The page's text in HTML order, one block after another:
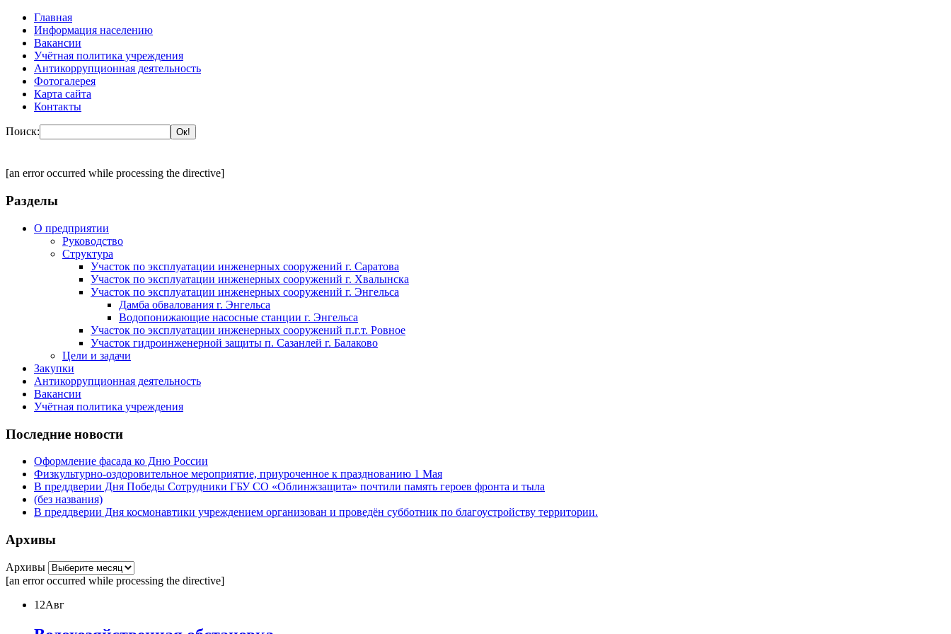
Главная
Информация населению
Вакансии
Учётная политика учреждения
Антикоррупционная деятельность
Фотогалерея
Карта сайта
Контакты
Поиск:
[an error occurred while processing the directive]
Разделы
О предприятии
Руководство
Структура
Участок по эксплуатации инженерных сооружений г. Саратова
Участок по эксплуатации инженерных сооружений г. Хвалынска
Участок по эксплуатации инженерных сооружений г. Энгельса
Дамба обвалования г. Энгельса
Водопонижающие насосные станции г. Энгельса
Участок по эксплуатации инженерных сооружений п.г.т. Ровное
Участок гидроинженерной защиты п. Сазанлей г. Балаково
Цели и задачи
Закупки
Антикоррупционная деятельность
Вакансии
Учётная политика учреждения
Последние новости
Оформление фасада ко Дню России
Физкультурно-оздоровительное мероприятие, приуроченное к празднованию 1 Мая
В преддверии Дня Победы Сотрудники ГБУ СО «Облинжзащита» почтили память героев фронта и тыла
(без названия)
В преддверии Дня космонавтики учреждением организован и проведён субботник по благоустройству территории.
Архивы
Архивы
[an error occurred while processing the directive]
12Авг